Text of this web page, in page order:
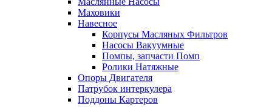
Маховики
Навесное
Корпусы Масляных Фильтров
Насосы Вакуумные
Помпы, запчасти Помп
Ролики Натяжные
Опоры Двигателя
Патрубок интеркулера
Поддоны Картеров